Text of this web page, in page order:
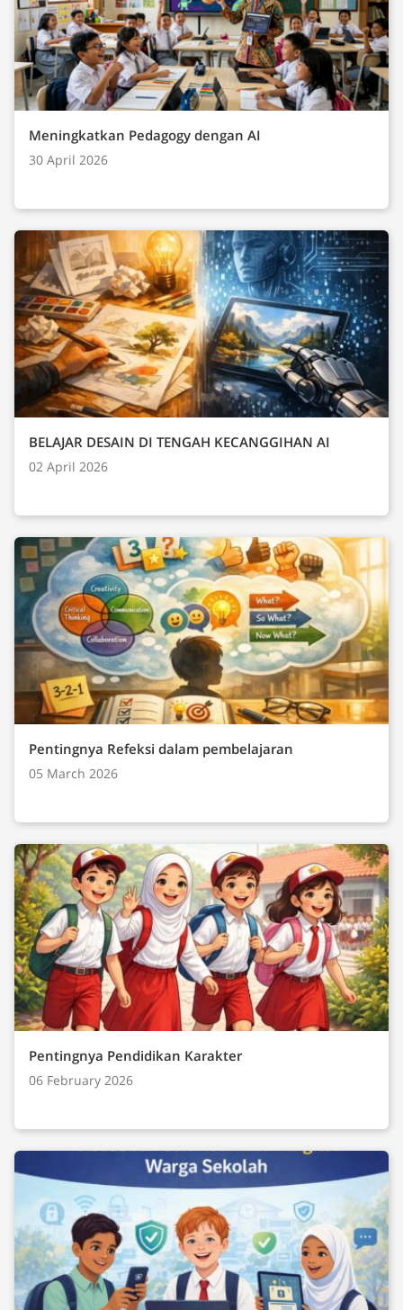
Meningkatkan Pedagogy dengan AI
30 April 2026
BELAJAR DESAIN DI TENGAH KECANGGIHAN AI
02 April 2026
Pentingnya Refeksi dalam pembelajaran
05 March 2026
Pentingnya Pendidikan Karakter
06 February 2026